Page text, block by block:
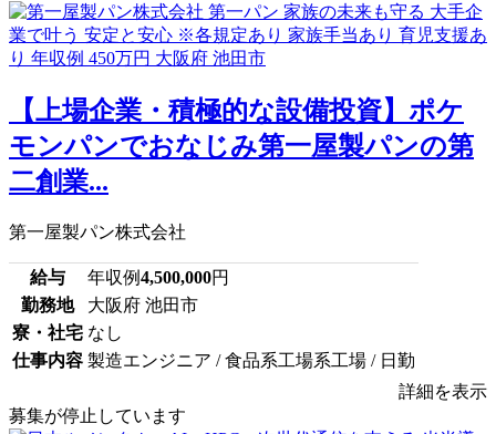
【上場企業・積極的な設備投資】ポケ
モンパンでおなじみ第一屋製パンの第
二創業...
第一屋製パン株式会社
給与 年収例4,500,000円
勤務地
大阪府 池田市
寮・社宅 なし
仕事内容 製造エンジニア / 食品系工場系工場 / 日勤
詳細を表示
募集が停止しています